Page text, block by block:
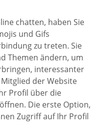
chatten, haben Sie
und Gifs
zu treten. Sie
Themen ändern, um
interessanter
der Website
Profil über die
Die erste Option,
Zugriff auf Ihr Profil